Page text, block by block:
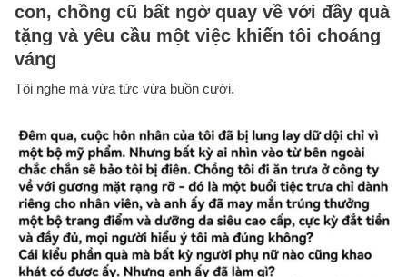
con, chồng cũ bất ngờ quay về với đầy quà
tặng và yêu cầu một việc khiến tôi choáng
váng
Tôi nghe mà vừa tức vừa buồn cười.